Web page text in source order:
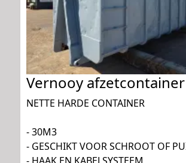
Vernooy
NETTE HARDE CONTAINER
- 30M3
- GESCHIKT VOOR SCHROOT OF